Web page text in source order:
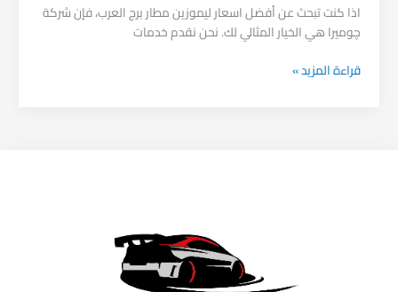
اذا كنت تبحث عن أفضل اسعار ليموزين مطار برج العرب، فإن شركة
چوميرا هي الخيار المثالي لك. نحن نقدم خدمات
قراءة المزيد »